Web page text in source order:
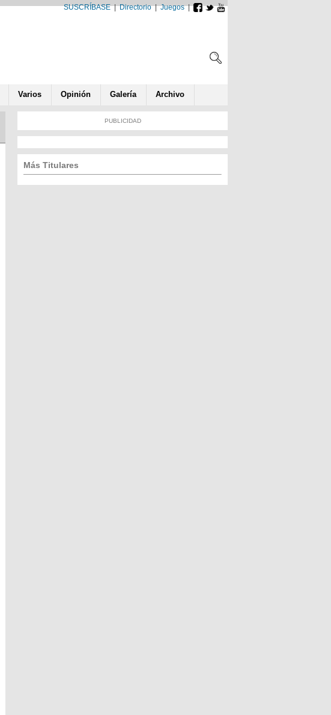
SUSCRÍBASE|Directorio|Juegos|
Varios Opinión Galería Archivo
PUBLICIDAD
Más Titulares